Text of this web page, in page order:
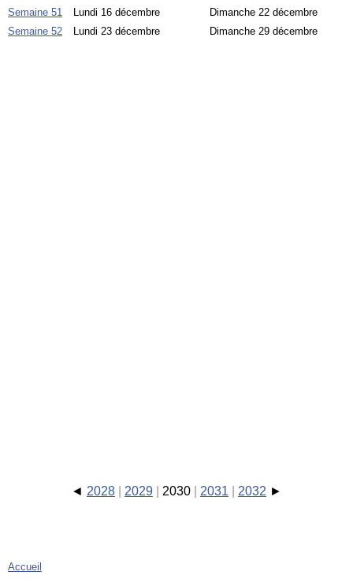
Semaine 51
Lundi 16 décembre
Dimanche 22 décembre
Semaine 52
Lundi 23 décembre Dimanche 29 décembre
2028 2029 2030 2031 2032
Accueil